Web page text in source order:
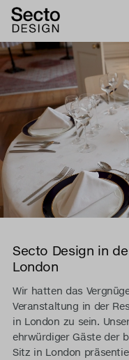
Secto Design in
London
Wir hatten das
Veranstaltung in der
in London zu sein.
ehrwürdiger Gäste der
Sitz in London